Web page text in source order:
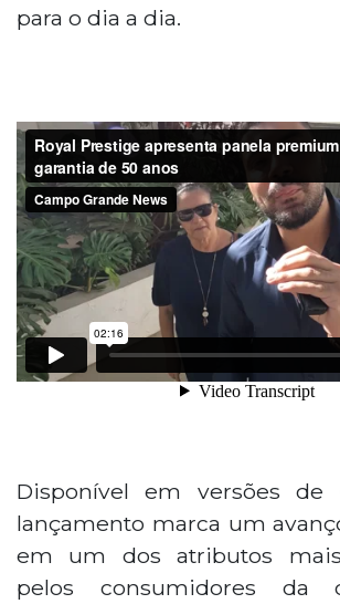
para o dia a dia.
Disponível em versões de
lançamento marca um
em um dos atributos mais
pelos consumidores da